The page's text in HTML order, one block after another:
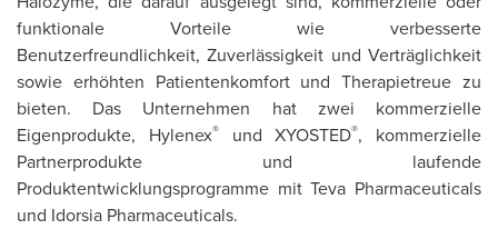
funktionale Vorteile wie verbesserte
Benutzerfreundlichkeit, Zuverlässigkeit und Verträglichkeit
sowie erhöhten Patientenkomfort und Therapietreue zu
bieten. Das Unternehmen hat zwei kommerzielle
Eigenprodukte, Hylenex®und XYOSTED®, kommerzielle
Partnerprodukte und laufende
Produktentwicklungsprogramme mit Teva Pharmaceuticals
und Idorsia Pharmaceuticals.